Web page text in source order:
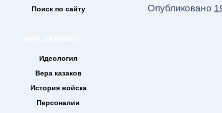
Поиск по сайту
Идеология
Вера казаков
История войска
Персоналии
Опубликовано